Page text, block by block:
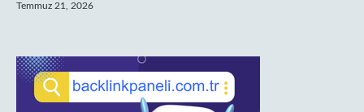
Temmuz 21, 2026